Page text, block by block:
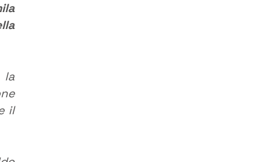
la
il